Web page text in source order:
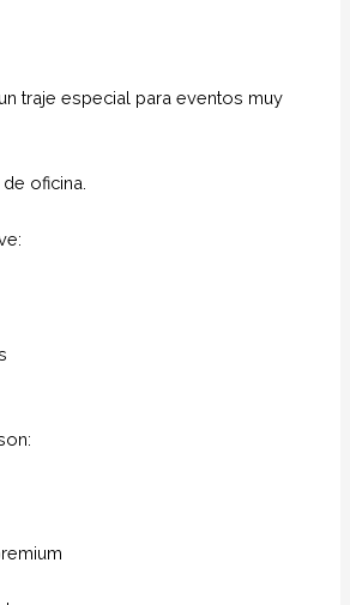
traje especial para eventos muy
oficina.